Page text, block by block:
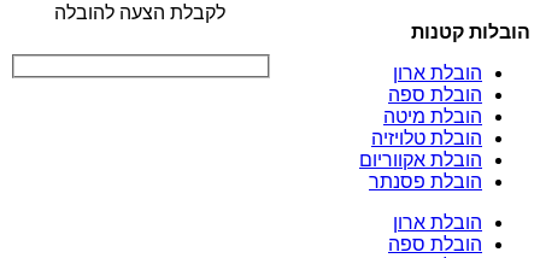
הובלות קטנות
הובלת ארון
הובלת ספה
הובלת מיטה
הובלת טלויזיה
הובלת אקווריום
הובלת פסנתר
הובלת ארון
הובלת ספה
לקבלת הצעה להובלה